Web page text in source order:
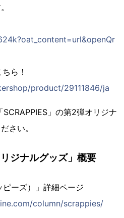
ら！
product/29111846/ja
」の第2弾オリジナ
さい。
リジナルグッズ」概要
ーズ）」詳細ページ
column/scrappies/